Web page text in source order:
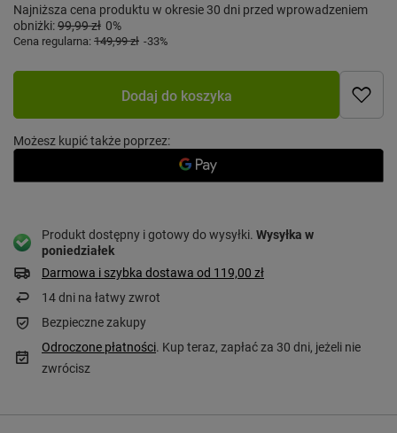
Najniższa cena produktu w okresie 30 dni przed wprowadzeniem
obniżki:99,99 zł 0%
Cena regularna: 149,99 zł -33%
Dodaj do koszyka
Możesz kupić także poprzez:
Produkt dostępny i gotowy do wysyłki Wysyłka w
poniedziałek
Darmowa i szybka dostawa od 119,00 zł
14dni na łatwy zwrot
Bezpieczne zakupy
Odroczone płatności. Kup teraz, zapłać za 30 dni, jeżeli nie
zwrócisz